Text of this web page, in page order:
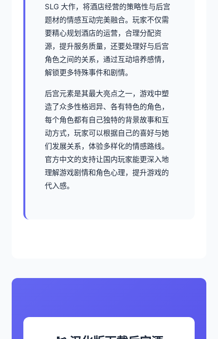
SLG 大作，将酒店经营的策略性与后宫
题材的情感互动完美融合。玩家不仅需
要精心规划酒店的运营，合理分配资
源，提升服务质量，还要处理好与后宫
角色之间的关系，通过互动培养感情，
解锁更多特殊事件和剧情。
后宫元素是其最大亮点之一，游戏中塑
造了众多性格迥异、各有特色的角色，
每个角色都有自己独特的背景故事和互
动方式，玩家可以根据自己的喜好与她
们发展关系，体验多样化的情感路线。
官方中文的支持让国内玩家能更深入地
理解游戏剧情和角色心理，提升游戏的
代入感。